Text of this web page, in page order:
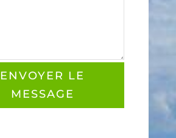
ENVOYER LE
MESSAGE